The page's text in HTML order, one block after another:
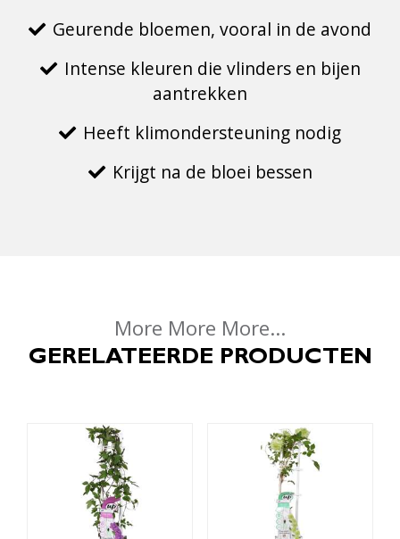
Geurende bloemen, vooral in de avond
Intense kleuren die vlinders en bijen
aantrekken
Heeft klimondersteuning nodig
Krijgt na de bloei bessen
More More More...
GERELATEERDE PRODUCTEN